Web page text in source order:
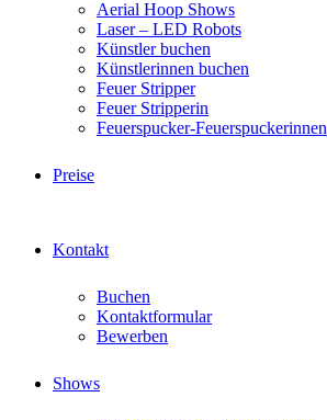
Aerial Hoop Shows
Laser – LED Robots
Künstler buchen
Künstlerinnen buchen
Feuer Stripper
Feuer Stripperin
Feuerspucker-Feuerspuckerinnen
Preise
Kontakt
Buchen
Kontaktformular
Bewerben
Shows